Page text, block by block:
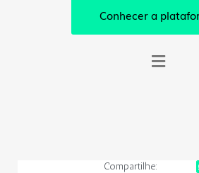
Conhecer a
Compartilhe: